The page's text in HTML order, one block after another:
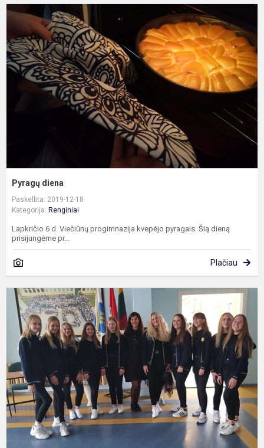
Pyragų diena
Paskelbta: 2019-12-18
Kategorija: Renginiai
Lapkričio 6 d. Viečiūnų progimnazija kvepėjo pyragais. Šią dieną
prisijungėme pr...
Plačiau